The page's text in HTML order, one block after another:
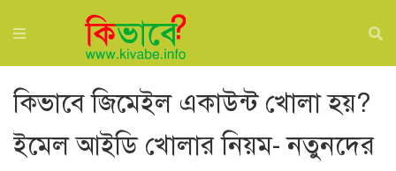
কিভাবে জিমেইল একাউন্ট খোলা হয়?
ইমেল আইডি খোলার নিয়ম- নতুনদের